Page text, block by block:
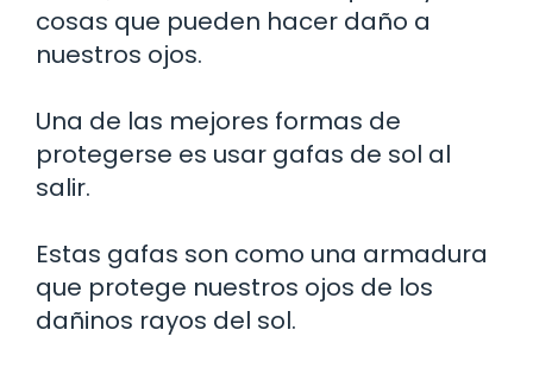
cosas que pueden hacer daño a
nuestros ojos.
Una de las mejores formas de
protegerse es usar gafas de sol al
salir.
Estas gafas son como una armadura
que protege nuestros ojos de los
dañinos rayos del sol.